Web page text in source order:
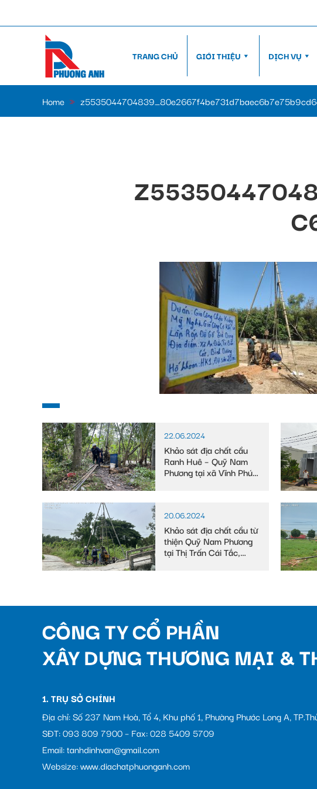
TRANG CHỦ GIỚI THIỆU DỊCH VỤ
Home »
22.06.2024
Khảo sát địa chất cầu
Ranh Huê – Quỹ Nam
Phương tại xã Vĩnh Phú
20.06.2024
Khảo sát địa chất cầu từ
thiện Quỹ Nam Phương
tại Thị Trấn Cái Tắc,
CÔNG TY CỔ PHẦN
XÂY DỰNG THƯƠNG MẠI &
1. TRỤ SỞ CHÍNH
Địa chỉ: Số 237 Nam Hoà, Tổ 4, Khu phố 1, Phường Phước Long A,
SĐT: 093 809 7900 – Fax: 028 5409 5709
Email: tanhdinhvan@gmail.com
Websize: www.diachatphuonganh.com